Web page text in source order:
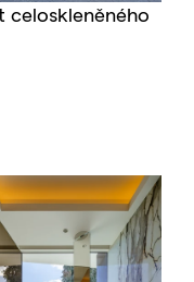
celoskleněného